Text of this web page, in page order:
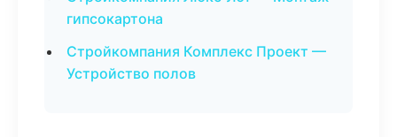
гипсокартона
Стройкомпания Комплекс Проект —
Устройство полов